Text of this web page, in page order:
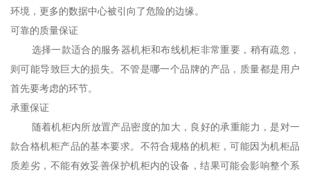
环境，更多的数据中心被引向了危险的边缘。
可靠的质量保证
选择一款适合的服务器机柜和布线机柜非常重要，稍有疏忽，
则可能导致巨大的损失。不管是哪一个品牌的产品，质量都是用户
首先要考虑的环节。
承重保证
随着机柜内所放置产品密度的加大，良好的承重能力，是对一
款合格机柜产品的基本要求。不符合规格的机柜，可能因为机柜品
质差劣，不能有效妥善保护机柜内的设备，结果可能会影响整个系